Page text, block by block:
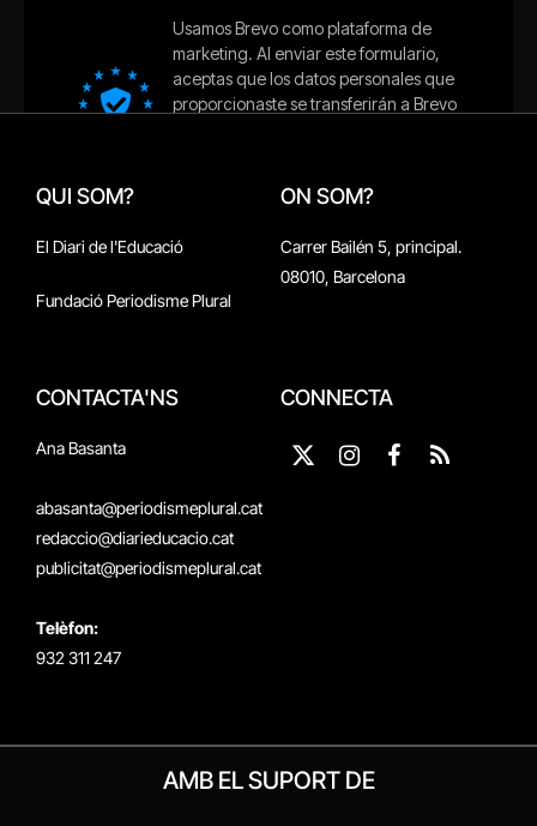
QUI SOM?
El Diari de l'Educació
Fundació Periodisme Plural
ON SOM?
Carrer Bailén 5, principal.
08010, Barcelona
CONTACTA'NS
Ana Basanta
abasanta@periodismeplural.cat
redaccio@diarieducacio.cat
publicitat@periodismeplural.cat
Telèfon:
932 311 247
CONNECTA
X
InstagramFacebook
RSS
AMB EL SUPORT DE